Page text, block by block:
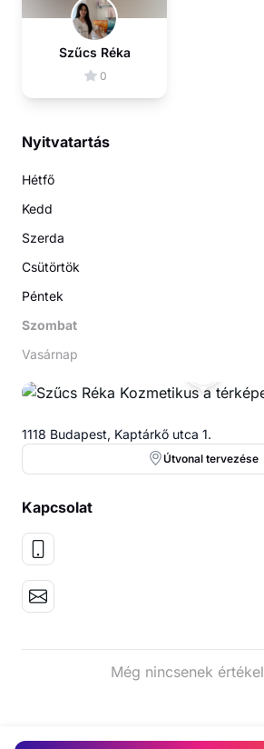
Szűcs Réka
0
Nyitvatartás
Hétfő
Kedd
Szerda
Csütörtök
Péntek
Szombat
Vasárnap
1118 Budapest, Kaptárkő utca 1.
Útvonal tervezése
Kapcsolat
Még nincsenek